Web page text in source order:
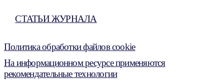
СТАТЬИ ЖУРНАЛА
Политика обработки файлов cookie
На информационном ресурсе применяются
рекомендательные технологии